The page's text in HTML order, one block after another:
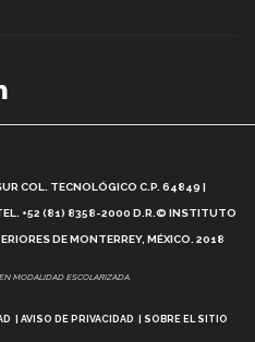
Educativo Tec? (video)
e Inteligencia Artificial, Paola
COL. TECNOLÓGICO C.P. 64849 |
+52 (81) 8358-2000 D.R.© INSTITUTO
DE MONTERREY, MÉXICO. 2018
MODALIDAD ESCOLARIZADA.
AVISO DE PRIVACIDAD SOBRE EL SITIO